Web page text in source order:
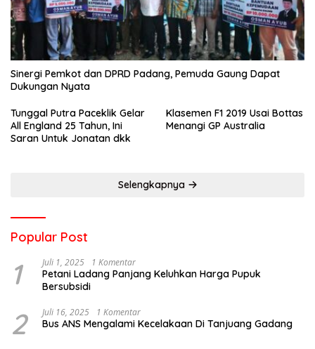
Sinergi Pemkot dan DPRD Padang, Pemuda Gaung Dapat
Dukungan Nyata
Tunggal Putra Paceklik Gelar
All England 25 Tahun, Ini
Saran Untuk Jonatan dkk
Klasemen F1 2019 Usai Bottas
Menangi GP Australia
Selengkapnya
Popular Post
1 Juli 1, 2025 1 Komentar
Petani Ladang Panjang Keluhkan Harga Pupuk
Bersubsidi
2 Juli 16, 2025 1 Komentar
Bus ANS Mengalami Kecelakaan Di Tanjuang Gadang